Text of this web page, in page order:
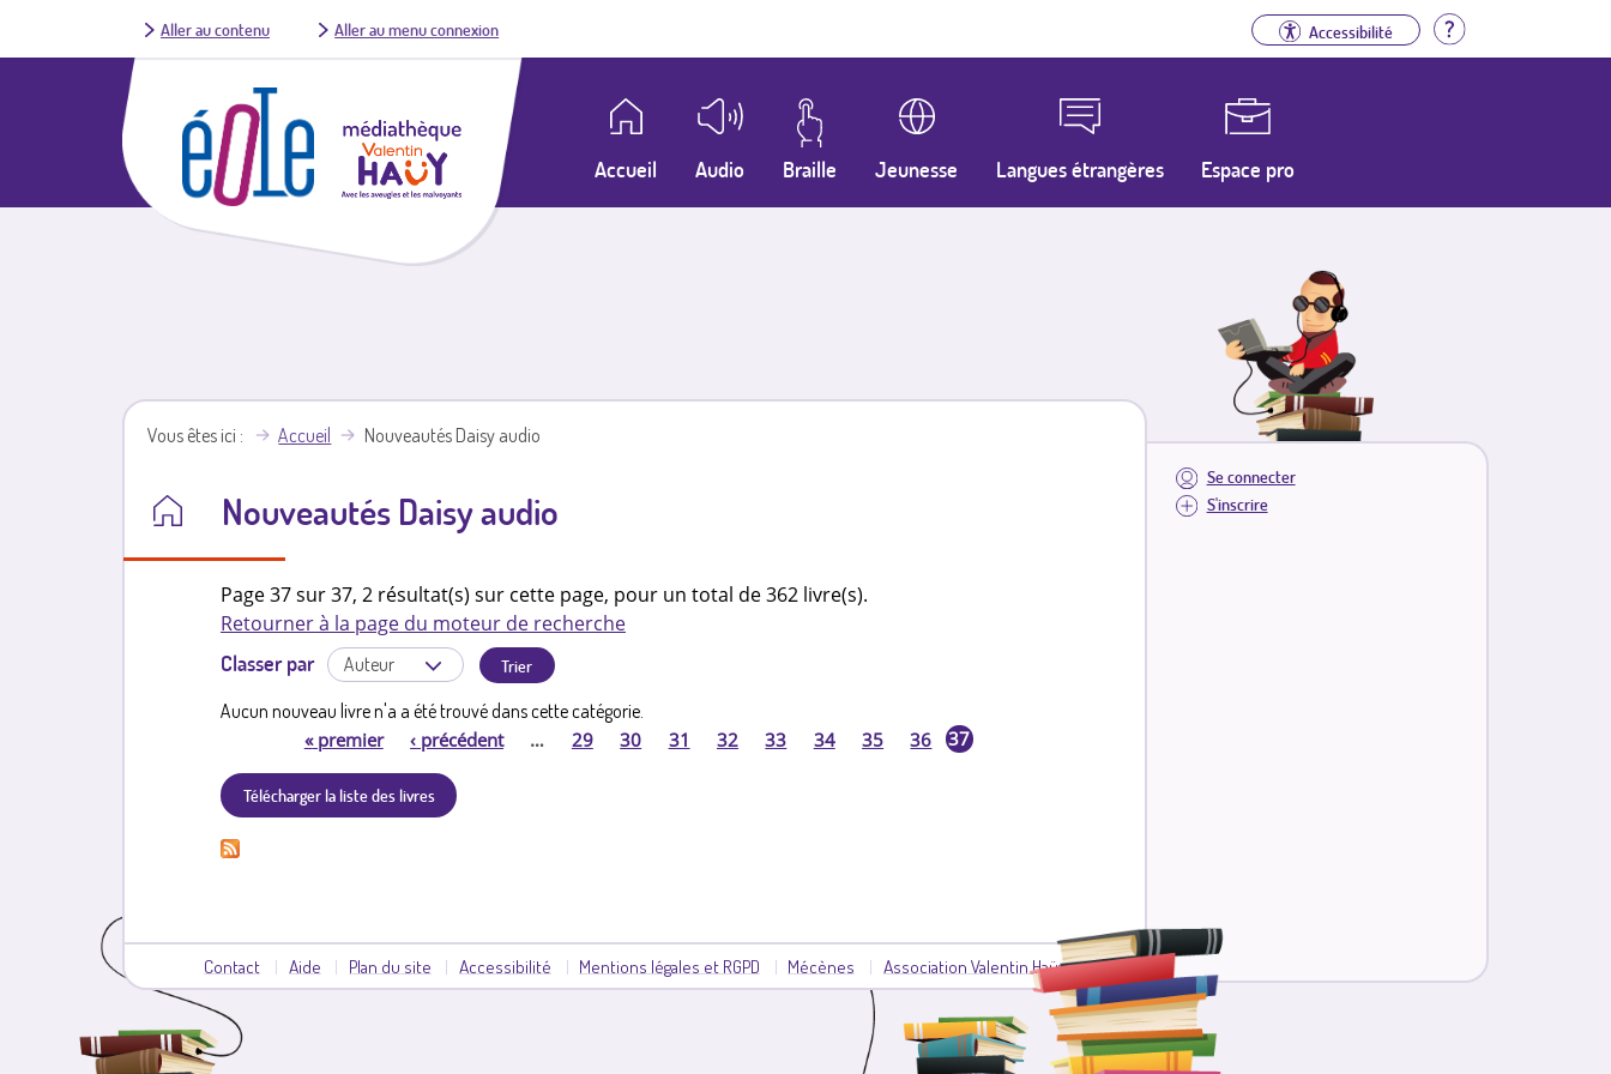
Aller au contenu Aller au menu connexion Accessibilité Aide
Accueil Audio Braille Jeunesse Langues étrangères Espace pro
Se connecter
S'inscrire
Vous êtes ici Accueil Nouveautés Daisy audio
Nouveautés Daisy audio
Page 37 sur 37, 2 résultat(s) sur cette page, pour un total de 362 livre(s).
Retourner à la page du moteur de recherche
Classer par
Aucun nouveau livre n'a a été trouvé dans cette catégorie.
P
a
g
s
«premier ‹ précédent … 29 30 31 32 33 34 35 36 37
Télécharger la liste des livres
Contact Aide Plan du site Accessibilité Mentions légales et RGPD Mécènes Association Valentin Haüy